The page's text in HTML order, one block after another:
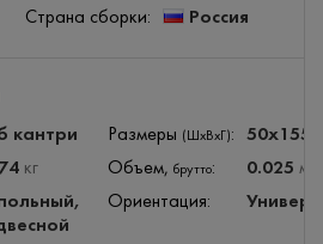
Страна сборки: Россия
кантри Размеры (ШхВхГ):
кг Объем, брутто: 0.025 м
Ориентация: